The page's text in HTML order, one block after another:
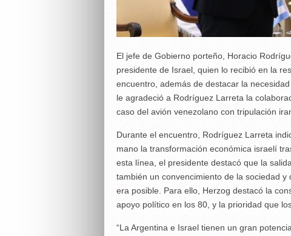
El jefe de Gobierno porteño, Horacio
presidente de Israel, quien lo recibió en la
encuentro, además de destacar la
le agradeció a Rodríguez Larreta la
caso del avión venezolano con tripulación
Durante el encuentro, Rodríguez Larreta
mano la transformación económica israelí
esta línea, el presidente destacó que la
también un convencimiento de la sociedad
era posible. Para ello, Herzog destacó la
apoyo político en los 80, y la prioridad que
“La Argentina e Israel tienen un gran